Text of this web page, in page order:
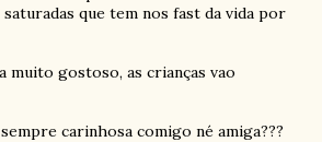
que tem nos fast da vida por
muito gostoso, as crianças vao
carinhosa comigo né amiga???